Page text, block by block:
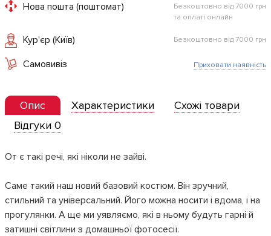
Нова пошта (поштомат)
Безкоштовно від 7000 грн
та оплаті онлайн
Кур'єр (Київ) Безкоштовно від 7000 грн
Самовивіз Приховати наявність
Опис Характеристики
Схожі товари
Відгуки 0
От є такі речі, які ніколи не зайві.
Саме такий наш новий базовий костюм. Він зручний,
стильний та універсальний. Його можна носити і вдома, і на
прогулянки. А ще ми уявляємо, які в ньому будуть гарні й
затишні світлини з домашньої фотосесії.